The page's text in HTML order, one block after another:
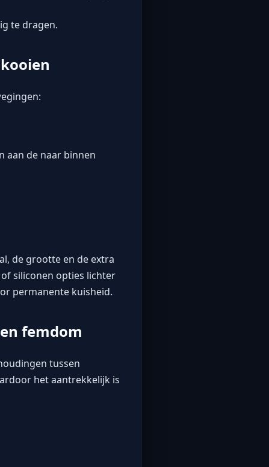
te dragen.
aan de naar binnen
de grootte en de extra
siliconen opties lichter
permanente kuisheid.
femdom
tussen
het aantrekkelijk is